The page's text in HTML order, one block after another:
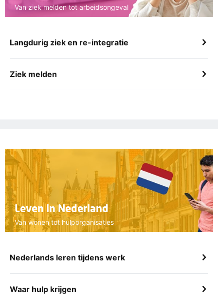
Van ziek melden tot arbeidsongeval
Langdurig ziek en re-integratie
Ziek melden
Leven in Nederland
Van wonen tot hulporganisaties
Nederlands leren tijdens werk
Waar hulp krijgen